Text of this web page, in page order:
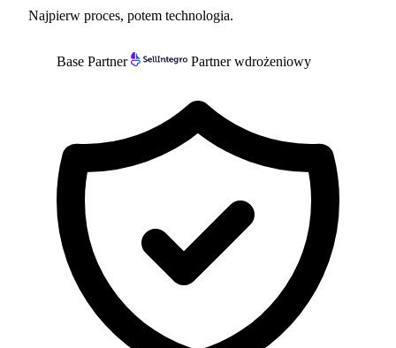
Najpierw proces, potem technologia.
Base Partner Partner wdrożeniowy